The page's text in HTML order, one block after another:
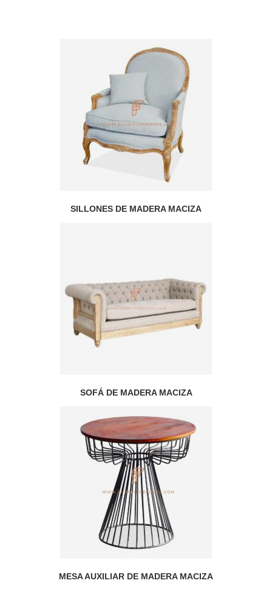
SILLONES DE MADERA MACIZA
SOFÁ DE MADERA MACIZA
MESA AUXILIAR DE MADERA MACIZA